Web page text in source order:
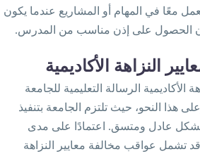
معًا في المهام أو المشاريع عندما يكون
الحصول على إذن مناسب من المدرس .
النزاهة الأكاديمية
الرسالة التعليمية للجامعة
هذا النحو، حيث تلتزم الجامعة بتنفيذ
بشكل عادل ومتسق.
اعتمادًا على مدى
تشمل عواقب مخالفة معايير النزاهة